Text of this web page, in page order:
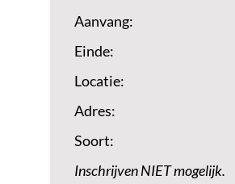
Aanvang:
Einde:
Locatie:
Adres:
Soort:
Inschrijven NIET mogelijk.